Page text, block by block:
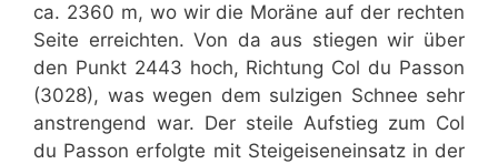
ca. 2360 m, wo wir die Moräne auf der rechten
Seite erreichten. Von da aus stiegen wir über
den Punkt 2443 hoch, Richtung Col du Passon
(3028), was wegen dem sulzigen Schnee sehr
anstrengend war. Der steile Aufstieg zum Col
du Passon erfolgte mit Steigeiseneinsatz in der